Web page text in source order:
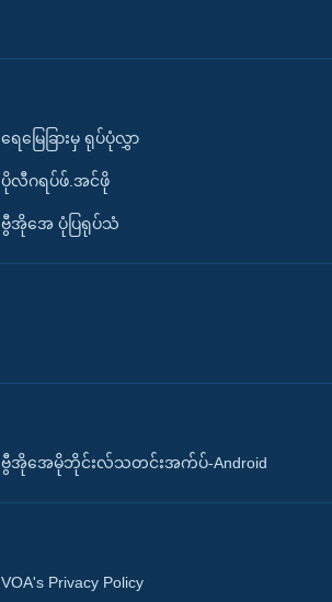
ရေမြေခြားမှ ရုပ်ပုံလွှာ
ပိုလီဂရပ်ဖ်.အင်ဖို
ဗွီအိုအေ ပုံပြရုပ်သံ
ဗွီအိုအေမိုဘိုင်းလ်သတင်းအက်ပ်-Android
VOA's Privacy Policy